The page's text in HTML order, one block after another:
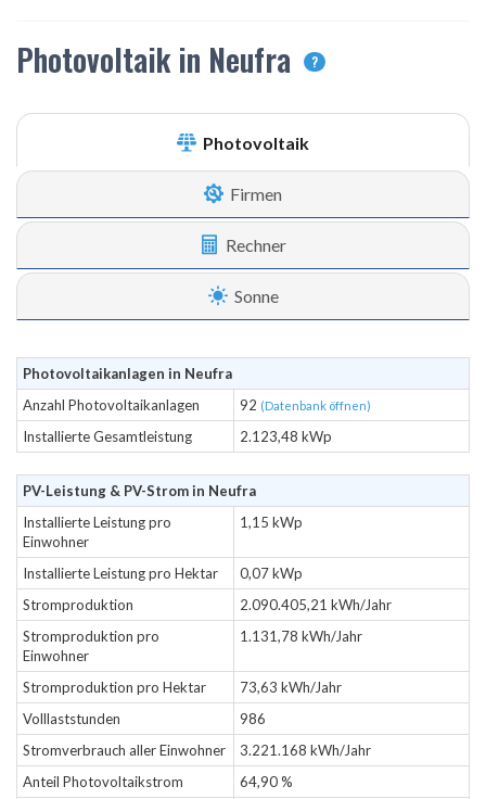
Photovoltaik in Neufra ?
Photovoltaik
Firmen
Rechner
Sonne
Photovoltaikanlagen in Neufra
Anzahl Photovoltaikanlagen
92 (Datenbank öffnen)
Installierte Gesamtleistung 2.123,48 kWp
PV-Leistung & PV-Strom in Neufra
Installierte Leistung pro
Einwohner
1,15 kWp
Installierte Leistung pro Hektar
0,07 kWp
Stromproduktion
2.090.405,21 kWh/Jahr
Stromproduktion pro
Einwohner
1.131,78 kWh/Jahr
Stromproduktion pro Hektar
73,63 kWh/Jahr
Volllaststunden
986
Stromverbrauch aller Einwohner
3.221.168 kWh/Jahr
Anteil Photovoltaikstrom
64,90 %